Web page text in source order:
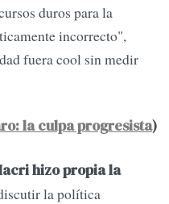
duros para la
incorrecto",
fuera cool sin medir
la culpa progresista)
hizo propia la
la política